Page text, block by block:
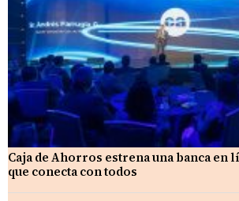
Caja de Ahorros estrena una banca en
que conecta con todos